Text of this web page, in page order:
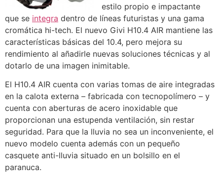
estilo propio e impactante
que se integra dentro de líneas futuristas y una gama
cromática hi-tech. El nuevo Givi H10.4 AIR mantiene las
características básicas del 10.4, pero mejora su
rendimiento al añadirle nuevas soluciones técnicas y al
dotarlo de una imagen inimitable.
El H10.4 AIR cuenta con varias tomas de aire integradas
en la calota externa – fabricada con tecnopolímero – y
cuenta con aberturas de acero inoxidable que
proporcionan una estupenda ventilación, sin restar
seguridad. Para que la lluvia no sea un inconveniente, el
nuevo modelo cuenta además con un pequeño
casquete anti-lluvia situado en un bolsillo en el
paranuca.